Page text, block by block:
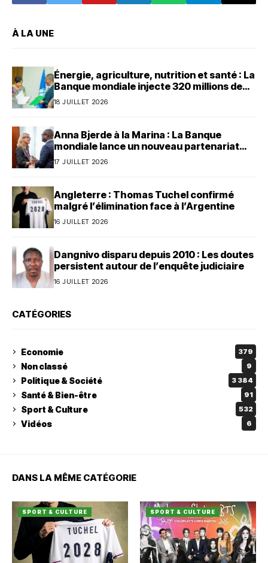
À LA UNE
Énergie, agriculture, nutrition et santé : La
Banque mondiale injecte 320 millions de
dollars au Bénin
18 JUILLET 2026
Anna Bjerde à la Marina : La Banque
mondiale lance un nouveau partenariat
avec le Bénin
17 JUILLET 2026
Angleterre : Thomas Tuchel confirmé
malgré l’élimination face à l’Argentine
16 JUILLET 2026
Dangnivo disparu depuis 2010 : Les doutes
persistent autour de l’enquête judiciaire
16 JUILLET 2026
CATÉGORIES
Economie 379
Non classé 9
Politique & Société 3 384
Santé & Bien-être 91
Sport & Culture 532
Vidéos 6
DANS LA MÊME CATÉGORIE
SPORT & CULTURE SPORT & CULTURE